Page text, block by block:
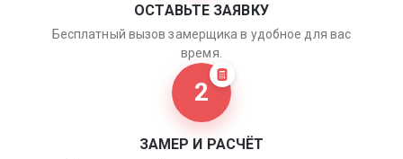
ОСТАВЬТЕ ЗАЯВКУ
Бесплатный вызов замерщика в удобное для вас
время.
2
ЗАМЕР И РАСЧЁТ